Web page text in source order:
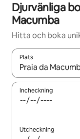
Djurvänliga
Macumba
Hitta och boka
Plats
När resultaten är
Incheckning
Utcheckning